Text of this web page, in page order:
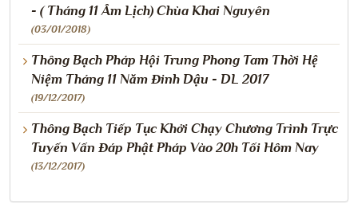
- ( Tháng 11 Âm Lịch) Chùa Khai Nguyên
(03/01/2018)
Thông Bạch Pháp Hội Trung Phong Tam Thời Hệ
Niệm Tháng 11 Năm Đinh Dậu - DL 2017
(19/12/2017)
Thông Bạch Tiếp Tục Khởi Chạy Chương Trình Trực
Tuyến Vấn Đáp Phật Pháp Vào 20h Tối Hôm Nay
(13/12/2017)